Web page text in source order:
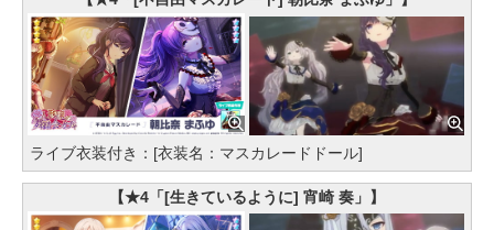
ライブ衣装付き：[衣装名：マスカレードドール]
【★4「[生きているように] 宵崎 奏」】